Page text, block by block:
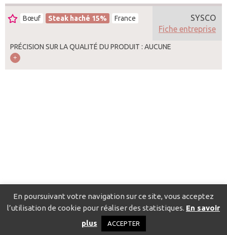
Bœuf Steak haché 15% France
PRÉCISION SUR LA QUALITÉ DU PRODUIT : AUCUNE
SYSCO
Fiche entreprise
Catalogue pour localiser les fournisseurs
Politique de confidentialité
En poursuivant votre navigation sur ce site, vous acceptez
l’utilisation de cookie pour réaliser des statistiques. En savoir
plus
ACCEPTER